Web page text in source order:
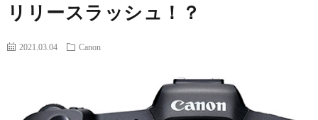
リリースラッシュ！？
2021.03.04 Canon